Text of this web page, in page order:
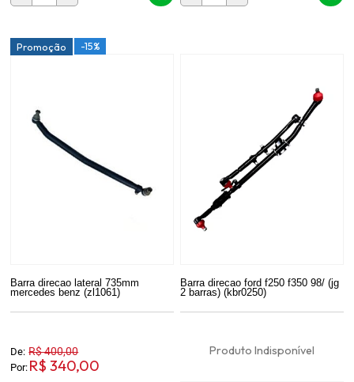
Promoção -15%
Barra direcao lateral 735mm
mercedes benz (zl1061)
De: R$ 400,00
Por: R$ 340,00
Barra direcao ford f250 f350 98/ (jg
2 barras) (kbr0250)
Produto Indisponível